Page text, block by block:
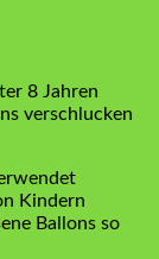
8 Jahren
verschlucken
Kindern
Ballons so